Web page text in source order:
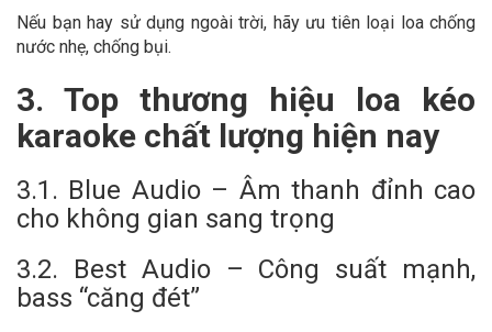
Nếu bạn hay sử dụng ngoài trời, hãy ưu tiên loại loa chống
nước nhẹ, chống bụi.
3. Top thương hiệu loa kéo
karaoke chất lượng hiện nay
3.1. Blue Audio – Âm thanh đỉnh cao
cho không gian sang trọng
3.2. Best Audio – Công suất mạnh,
bass “căng đét”